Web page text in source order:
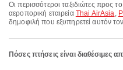
Οι περισσότεροι ταξιδιώτες προς το Okinawa Naha πετούν με την
αεροπορική εταιρεία Thai AirAsia,
δημοφιλή που εξυπηρετεί αυτόν
Πόσες πτήσεις είναι